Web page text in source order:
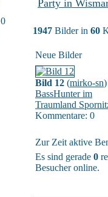
Party in
1947 Bilder in 60
Neue Bilder
Bild 12 (mirko-sn)
BassHunter im
Traumland
Kommentare: 0
Zur Zeit aktive
Es sind gerade 0
Besucher online.